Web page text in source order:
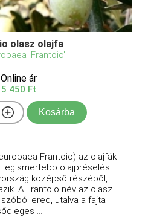
olasz olajfa
'Frantoio'
Online ár
5 450 Ft
Kosárba
Frantoio) az olajfák
legismertebb olajpréselési
középső részéből,
A Frantoio név az olasz
ered, utalva a fajta
...